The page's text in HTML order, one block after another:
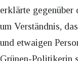
erklärte gegenüber
um Verständnis,
und etwaigen
Grünen-Politikerin